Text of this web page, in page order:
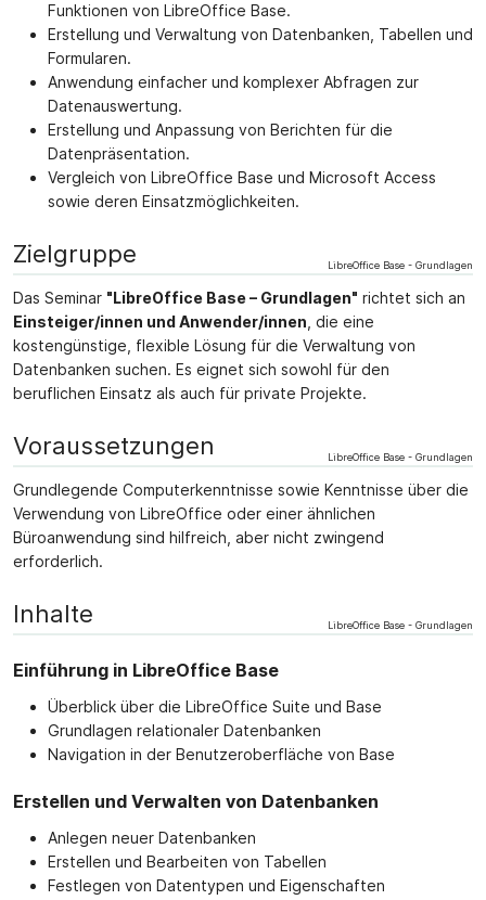
Funktionen von LibreOffice Base.
Erstellung und Verwaltung von Datenbanken, Tabellen und
Formularen.
Anwendung einfacher und komplexer Abfragen zur
Datenauswertung.
Erstellung und Anpassung von Berichten für die
Datenpräsentation.
Vergleich von LibreOffice Base und Microsoft Access
sowie deren Einsatzmöglichkeiten.
Zielgruppe LibreOffice Base - Grundlagen
Das Seminar "LibreOffice Base – Grundlagen" richtet sich an
Einsteiger/innen und Anwender/innen , die eine
kostengünstige, flexible Lösung für die Verwaltung von
Datenbanken suchen. Es eignet sich sowohl für den
beruflichen Einsatz als auch für private Projekte.
Voraussetzungen LibreOffice Base - Grundlagen
Grundlegende Computerkenntnisse sowie Kenntnisse über die
Verwendung von LibreOffice oder einer ähnlichen
Büroanwendung sind hilfreich, aber nicht zwingend
erforderlich.
Inhalte LibreOffice Base - Grundlagen
Einführung in LibreOffice Base
Überblick über die LibreOffice Suite und Base
Grundlagen relationaler Datenbanken
Navigation in der Benutzeroberfläche von Base
Erstellen und Verwalten von Datenbanken
Anlegen neuer Datenbanken
Erstellen und Bearbeiten von Tabellen
Festlegen von Datentypen und Eigenschaften